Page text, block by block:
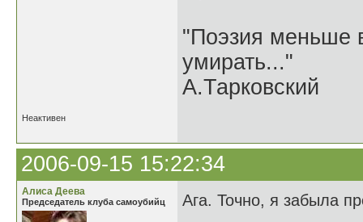
"Поэзия меньше
умирать..."
А.Тарковский
Неактивен
2006-09-15 15:22:34
Алиса Деева
Председатель клуба самоубийц Ага. Точно, я забыла